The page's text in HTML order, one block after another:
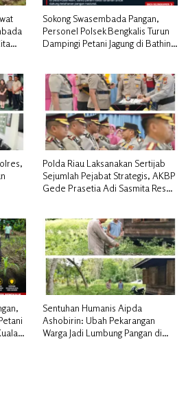
Sokong Swasembada Pangan,
Personel Polsek Bengkalis Turun
Dampingi Petani Jagung di Bathin
Polda Riau Laksanakan Sertijab
Sejumlah Pejabat Strategis, AKBP
Gede Prasetia Adi Sasmita Resmi
Sentuhan Humanis Aipda
Ashobirin: Ubah Pekarangan
Warga Jadi Lumbung Pangan di